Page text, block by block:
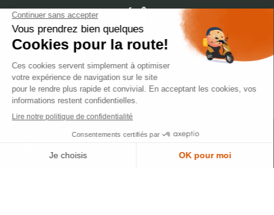
388 Av. Charles de Gaulle, 69200 Vénissieux
© 2007-2025 Silverstone Motor